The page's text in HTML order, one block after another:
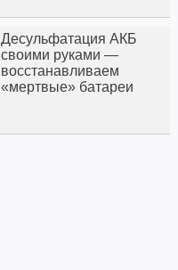
Десульфатация АКБ
своими руками —
восстанавливаем
«мертвые» батареи